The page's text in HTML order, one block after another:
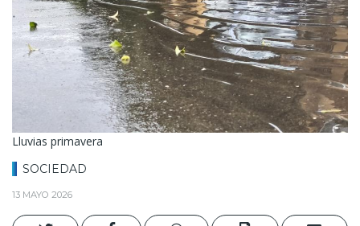
Lluvias primavera
SOCIEDAD
13 MAYO 2026